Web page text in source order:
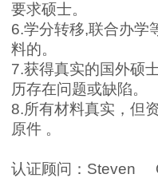
要求硕士。
6.学分转移,联合办学
料的。
7.获得真实的国外硕
历存在问题或缺陷。
8.所有材料真实，但
原件 。
认证顾问： Steven